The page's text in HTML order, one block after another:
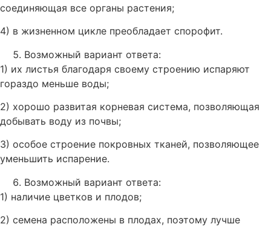
соединяющая все органы растения;
4) в жизненном цикле преобладает спорофит.
Возможный вариант ответа:
1) их листья благодаря своему строению испаряют
гораздо меньше воды;
2) хорошо развитая корневая система, позволяющая
добывать воду из почвы;
3) особое строение покровных тканей, позволяющее
уменьшить испарение.
Возможный вариант ответа:
1) наличие цветков и плодов;
2) семена расположены в плодах, поэтому лучше